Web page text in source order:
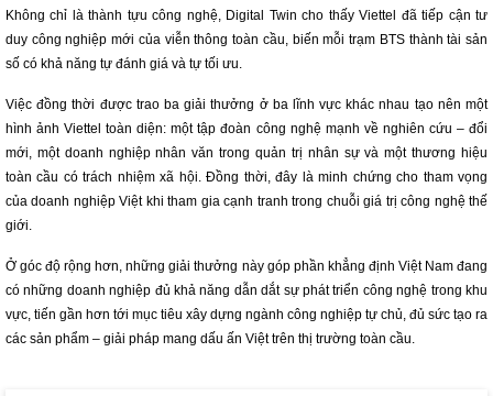
Không chỉ là thành tựu công nghệ, Digital Twin cho thấy Viettel đã tiếp cận tư
duy công nghiệp mới của viễn thông toàn cầu, biến mỗi trạm BTS thành tài sản
số có khả năng tự đánh giá và tự tối ưu.
Việc đồng thời được trao ba giải thưởng ở ba lĩnh vực khác nhau tạo nên một
hình ảnh Viettel toàn diện: một tập đoàn công nghệ mạnh về nghiên cứu – đổi
mới, một doanh nghiệp nhân văn trong quản trị nhân sự và một thương hiệu
toàn cầu có trách nhiệm xã hội. Đồng thời, đây là minh chứng cho tham vọng
của doanh nghiệp Việt khi tham gia cạnh tranh trong chuỗi giá trị công nghệ thế
giới.
Ở góc độ rộng hơn, những giải thưởng này góp phần khẳng định Việt Nam đang
có những doanh nghiệp đủ khả năng dẫn dắt sự phát triển công nghệ trong khu
vực, tiến gần hơn tới mục tiêu xây dựng ngành công nghiệp tự chủ, đủ sức tạo ra
các sản phẩm – giải pháp mang dấu ấn Việt trên thị trường toàn cầu.